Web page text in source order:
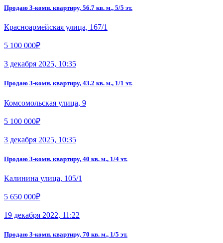
Продаю 3-комн. квартиру, 56.7 кв. м., 5/5 эт.
Красноармейская улица, 167/1
5 100 000₽
3 декабря 2025, 10:35
Продаю 3-комн. квартиру, 43.2 кв. м., 1/1 эт.
Комсомольская улица, 9
5 100 000₽
3 декабря 2025, 10:35
Продаю 3-комн. квартиру, 40 кв. м., 1/4 эт.
Калинина улица, 105/1
5 650 000₽
19 декабря 2022, 11:22
Продаю 3-комн. квартиру, 70 кв. м., 1/5 эт.